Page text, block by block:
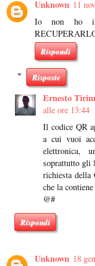
Unknown 11
Io non ho il
Rispondi
Risposte
Ernesto
alle ore 13:44
Il codice QR
a cui vuoi
elettronica,
soprattutto gli
richiesta
che la
@#
Rispondi
Unknown 18